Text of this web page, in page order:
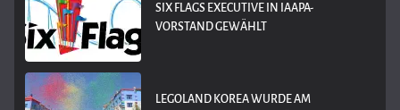
SIX FLAGS EXECUTIVE IN IAAPA-
VORSTAND GEWÄHLT
LEGOLAND KOREA WURDE AM